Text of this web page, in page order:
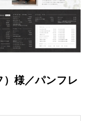
様／パンフレ